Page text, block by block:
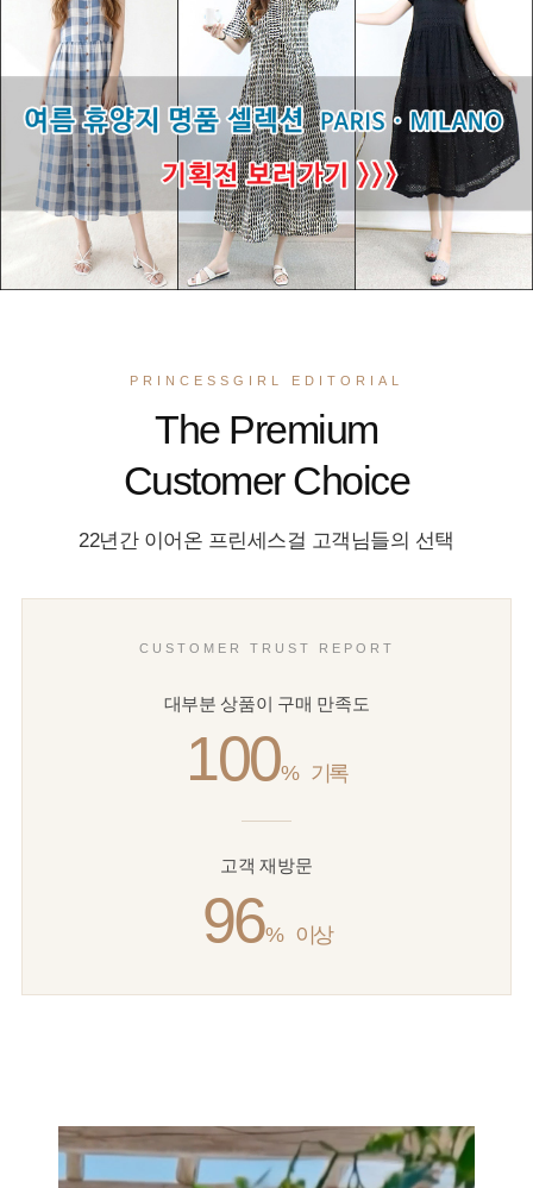
PRINCESSGIRL EDITORIAL
The Premium
Customer Choice
22년간 이어온 프린세스걸 고객님들의 선택
CUSTOMER TRUST REPORT
대부분 상품이 구매 만족도
100% 기록
고객 재방문
96% 이상